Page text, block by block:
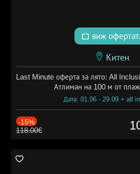
виж
Китен
Last Minute оферта за лято: All
Атлиман на 100 м от
Дата: 01.06 - 29.09 + all
-15%
118.00€